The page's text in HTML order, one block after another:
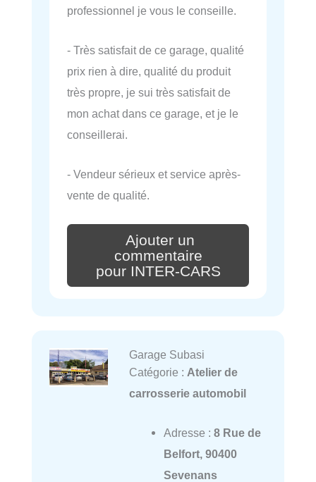
professionnel je vous le conseille.
- Très satisfait de ce garage, qualité
prix rien à dire, qualité du produit
très propre, je sui très satisfait de
mon achat dans ce garage, et je le
conseillerai.
- Vendeur sérieux et service après-
vente de qualité.
Ajouter un
commentaire
pour INTER-CARS
Garage Subasi
Catégorie : Atelier de
carrosserie automobil
Adresse : 8 Rue de
Belfort, 90400
Sevenans